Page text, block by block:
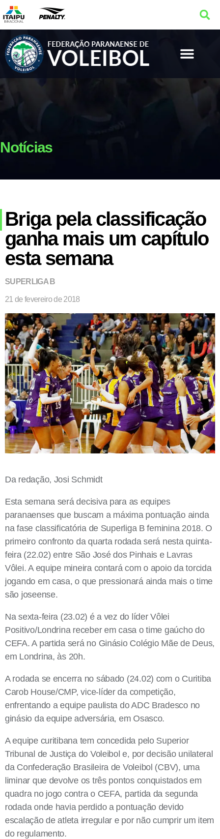
Notícias
Briga pela classificação
ganha mais um capítulo
esta semana
SUPERLIGA B
21 de fevereiro de 2018
Da redação, Josi Schmidt
Esta semana será decisiva para as equipes
paranaenses que buscam a máxima pontuação ainda
na fase classificatória de Superliga B feminina 2018. O
primeiro confronto da quarta rodada será nesta quinta-
feira (22.02) entre São José dos Pinhais e Lavras
Vôlei. A equipe mineira contará com o apoio da torcida
jogando em casa, o que pressionará ainda mais o time
são joseense.
Na sexta-feira (23.02) é a vez do líder Vôlei
Positivo/Londrina receber em casa o time gaúcho do
CEFA. A partida será no Ginásio Colégio Mãe de Deus,
em Londrina, às 20h.
A rodada se encerra no sábado (24.02) com o Curitiba
Carob House/CMP, vice-líder da competição,
enfrentando a equipe paulista do ADC Bradesco no
ginásio da equipe adversária, em Osasco.
A equipe curitibana tem concedida pelo Superior
Tribunal de Justiça do Voleibol e, por decisão unilateral
da Confederação Brasileira de Voleibol (CBV), uma
liminar que devolve os três pontos conquistados em
quadra no jogo contra o CEFA, partida da segunda
rodada onde havia perdido a pontuação devido
escalação de atleta irregular e por não cumprir um item
do regulamento.